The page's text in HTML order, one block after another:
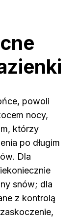
powoli
nocy,
którzy
po długim
Dla
snów; dla
z kontrolą